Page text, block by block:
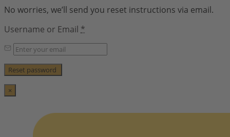
No worries, we’ll send you reset instructions via email.
Username or Email *
×